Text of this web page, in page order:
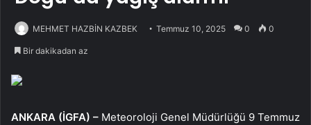
MEHMET HAZBİN KAZBEK Temmuz 10, 2025 0 0
Bir dakikadan az
ANKARA (İGFA) – Meteoroloji Genel Müdürlüğü 9 Temmuz